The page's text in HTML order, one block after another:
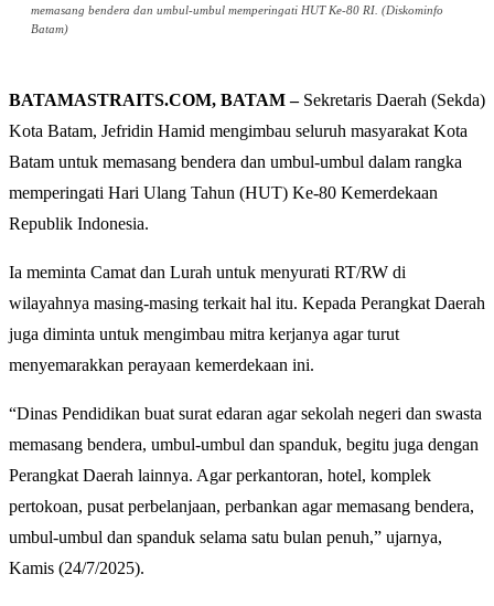
memasang bendera dan umbul-umbul memperingati HUT Ke-80 RI. (Diskominfo
Batam)
BATAMASTRAITS.COM, BATAM –Sekretaris Daerah (Sekda)
Kota Batam, Jefridin Hamid mengimbau seluruh masyarakat Kota
Batam untuk memasang bendera dan umbul-umbul dalam rangka
memperingati Hari Ulang Tahun (HUT) Ke-80 Kemerdekaan
Republik Indonesia.
Ia meminta Camat dan Lurah untuk menyurati RT/RW di
wilayahnya masing-masing terkait hal itu. Kepada Perangkat Daerah
juga diminta untuk mengimbau mitra kerjanya agar turut
menyemarakkan perayaan kemerdekaan ini.
“Dinas Pendidikan buat surat edaran agar sekolah negeri dan swasta
memasang bendera, umbul-umbul dan spanduk, begitu juga dengan
Perangkat Daerah lainnya. Agar perkantoran, hotel, komplek
pertokoan, pusat perbelanjaan, perbankan agar memasang bendera,
umbul-umbul dan spanduk selama satu bulan penuh,” ujarnya,
Kamis (24/7/2025).